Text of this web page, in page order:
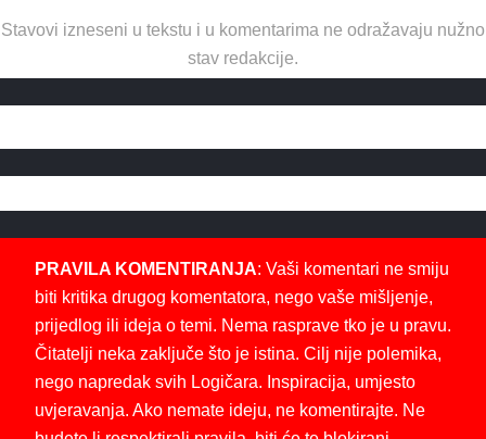
Stavovi izneseni u tekstu i u komentarima ne odražavaju nužno
stav redakcije.
PRAVILA KOMENTIRANJA: Vaši komentari ne smiju
biti kritika drugog komentatora, nego vaše mišljenje,
prijedlog ili ideja o temi. Nema rasprave tko je u pravu.
Čitatelji neka zaključe što je istina. Cilj nije polemika,
nego napredak svih Logičara. Inspiracija, umjesto
uvjeravanja. Ako nemate ideju, ne komentirajte. Ne